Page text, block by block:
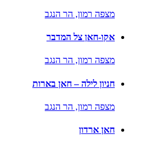
מצפה רמון, הר הנגב
אקו-חאן צל המדבר
מצפה רמון, הר הנגב
חניון לילה – חאן בארות
מצפה רמון, הר הנגב
חאן ארדון